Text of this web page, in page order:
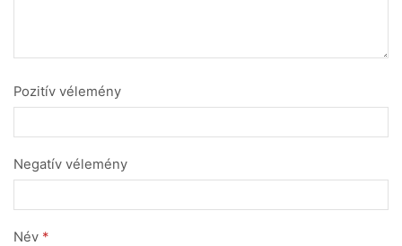
Pozitív vélemény
Negatív vélemény
Név *